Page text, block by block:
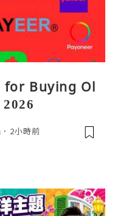
for Buying Ol
2小時前